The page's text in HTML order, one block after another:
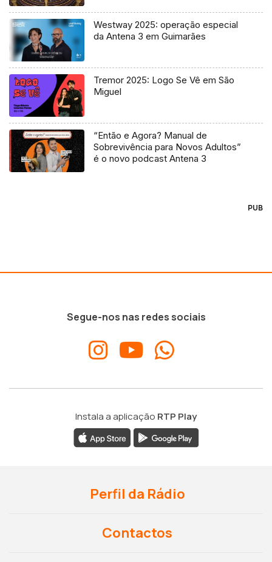
Westway 2025: operação especial
da Antena 3 em Guimarães
Tremor 2025: Logo Se Vê em São
Miguel
“Então e Agora? Manual de
Sobrevivência para Novos Adultos”
é o novo podcast Antena 3
PUB
Segue-nos nas redes sociais
Instala a aplicação RTP Play
Perfil da Rádio
Contactos